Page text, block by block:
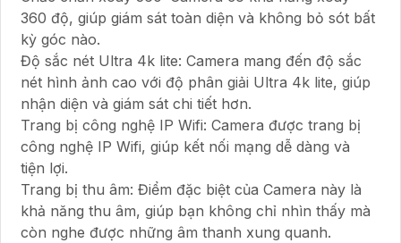
360 độ, giúp giám sát toàn diện và không bỏ sót bất
kỳ góc nào.
Độ sắc nét Ultra 4k lite: Camera mang đến độ sắc
nét hình ảnh cao với độ phân giải Ultra 4k lite, giúp
nhận diện và giám sát chi tiết hơn.
Trang bị công nghệ IP Wifi: Camera được trang bị
công nghệ IP Wifi, giúp kết nối mạng dễ dàng và
tiện lợi.
Trang bị thu âm: Điểm đặc biệt của Camera này là
khả năng thu âm, giúp bạn không chỉ nhìn thấy mà
còn nghe được những âm thanh xung quanh.